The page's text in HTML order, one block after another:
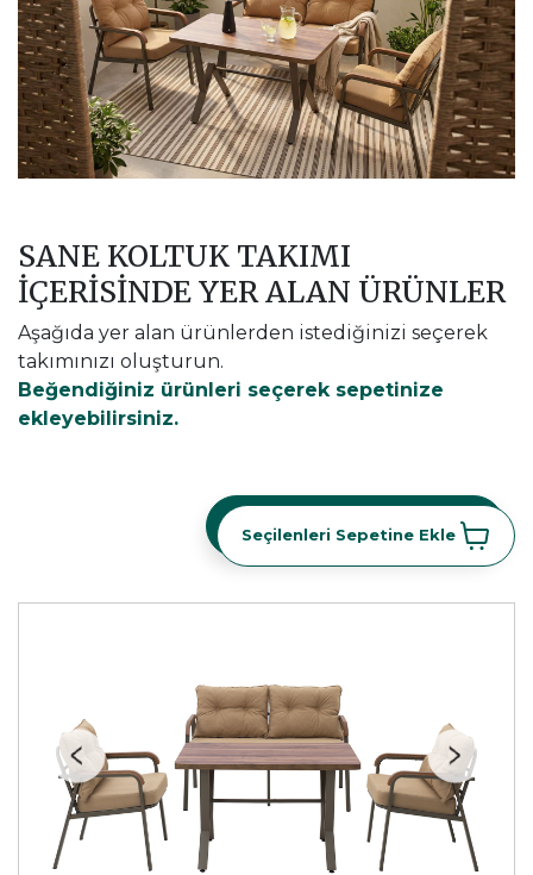
SANE KOLTUK TAKIMI
İÇERİSİNDE YER ALAN ÜRÜNLER
Aşağıda yer alan ürünlerden istediğinizi seçerek
takımınızı oluşturun.
Beğendiğiniz ürünleri seçerek sepetinize
ekleyebilirsiniz.
Seçilenleri Sepetine Ekle
Seçilenleri Sepetine Ekle